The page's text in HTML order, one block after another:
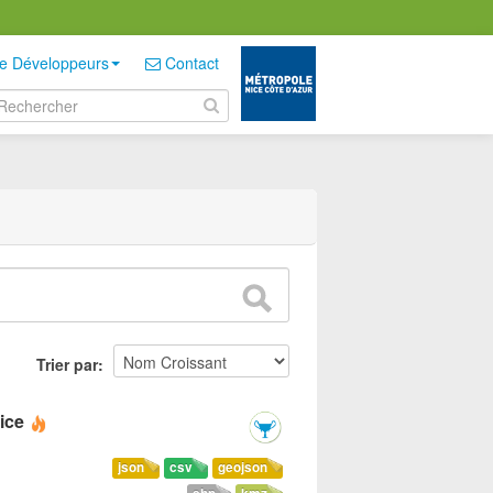
Développeurs Contact
Trier par
geojson
csv
json